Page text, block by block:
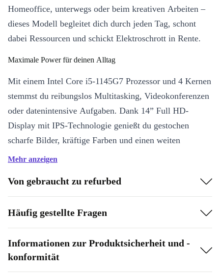
Homeoffice, unterwegs oder beim kreativen Arbeiten –
dieses Modell begleitet dich durch jeden Tag, schont
dabei Ressourcen und schickt Elektroschrott in Rente.
Maximale Power für deinen Alltag
Mit einem Intel Core i5-1145G7 Prozessor und 4 Kernen
stemmst du reibungslos Multitasking, Videokonferenzen
oder datenintensive Aufgaben. Dank 14” Full HD-
Display mit IPS-Technologie genießt du gestochen
scharfe Bilder, kräftige Farben und einen weiten
Betrachtungswinkel – ganz egal ob du Präsentationen
langlebig und zuverlässig
und Smartcard-Slot für sichere Zugänge
Top-Konnektivität:
Mehr anzeigen
Von gebraucht zu refurbed
Häufig gestellte Fragen
Informationen zur Produktsicherheit und -
konformität